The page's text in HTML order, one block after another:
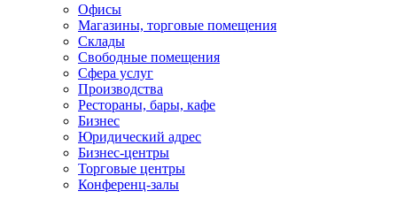
Офисы
Магазины, торговые помещения
Склады
Свободные помещения
Сфера услуг
Производства
Рестораны, бары, кафе
Бизнес
Юридический адрес
Бизнес-центры
Торговые центры
Конференц-залы